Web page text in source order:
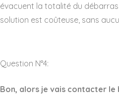
évacuent la totalité du
solution est coûteuse, sans
Question N°4:
Bon, alors je vais contacter